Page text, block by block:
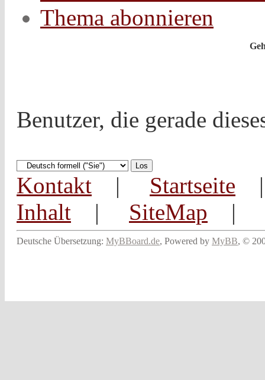
Thema abonnieren
Benutzer, die gerade
Kontakt | Startseite
Inhalt | SiteMap |
Deutsche Übersetzung: MyBBoard.de, Powered by MyBB, ©